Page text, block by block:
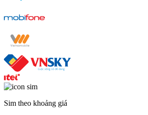
Sim theo khoảng giá